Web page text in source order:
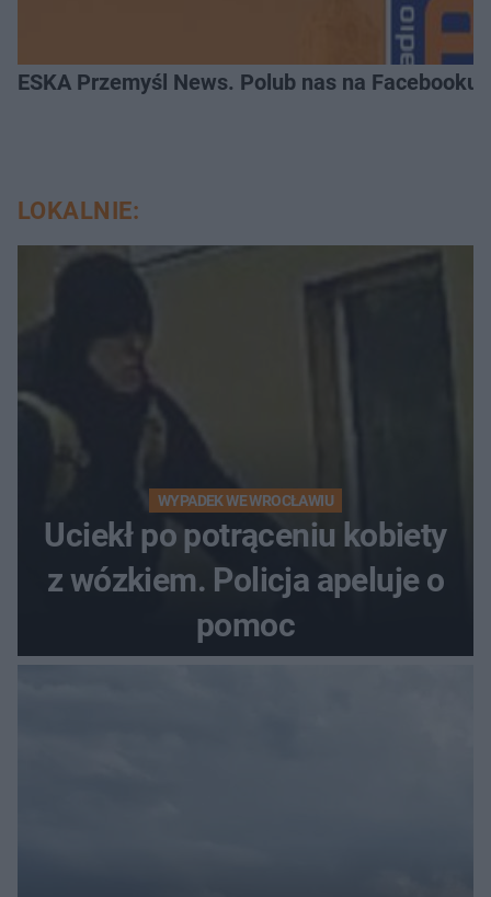
ESKA Przemyśl News. Polub nas na Facebooku!
LOKALNIE:
WYPADEK WE WROCŁAWIU
Uciekł po potrąceniu kobiety
z wózkiem. Policja apeluje o
pomoc